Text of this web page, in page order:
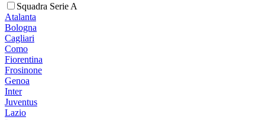
Squadra Serie A
Atalanta
Bologna
Cagliari
Como
Fiorentina
Frosinone
Genoa
Inter
Juventus
Lazio